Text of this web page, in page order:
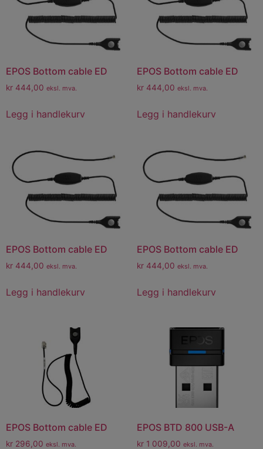
EPOS Bottom cable ED
kr 444,00 eksl. mva.
Legg i handlekurv
EPOS Bottom cable ED
kr444,00 eksl. mva.
Legg i handlekurv
EPOS Bottom cable ED
kr 444,00 eksl. mva.
Legg i handlekurv
EPOS Bottom cable ED
kr444,00 eksl. mva.
Legg i handlekurv
EPOS Bottom cable ED
kr 296,00 eksl. mva.
EPOS BTD 800 USB-A
kr1 009,00 eksl. mva.